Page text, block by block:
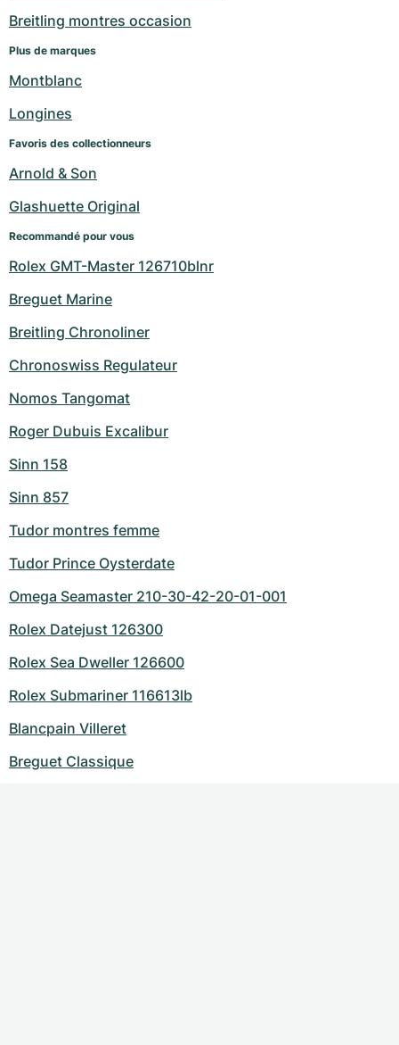
Breitling montres occasion
Plus de marques
Montblanc
Longines
Favoris des collectionneurs
Arnold & Son
Glashuette Original
Recommandé pour vous
Rolex GMT-Master 126710blnr
Breguet Marine
Breitling Chronoliner
Chronoswiss Regulateur
Nomos Tangomat
Roger Dubuis Excalibur
Sinn 158
Sinn 857
Tudor montres femme
Tudor Prince Oysterdate
Omega Seamaster 210-30-42-20-01-001
Rolex Datejust 126300
Rolex Sea Dweller 126600
Rolex Submariner 116613lb
Blancpain Villeret
Breguet Classique